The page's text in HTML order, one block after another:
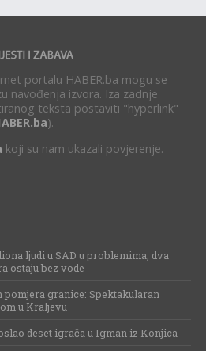
portalu HABER.ba mogu se
navođenja izvora. Iza zadnje
teksta postaviti "hyperlink"
).
koji su nam ukazali povjerenje.
ljudi u SAD u problemima, dva
ostaju bez vode
granice: Spektakularan
u Kraljevu
deset igrača u Igman iz Konjica